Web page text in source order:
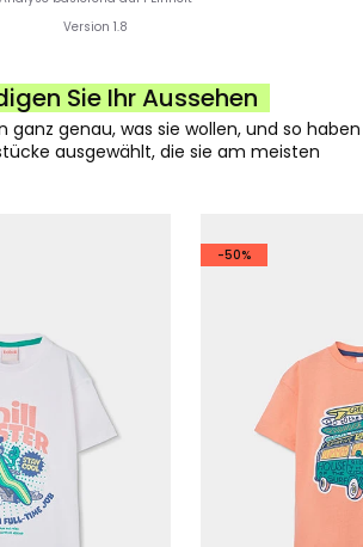
Sie Ihr Aussehen
ganz genau, was sie wollen, und so haben
ausgewählt, die sie am meisten
-50%